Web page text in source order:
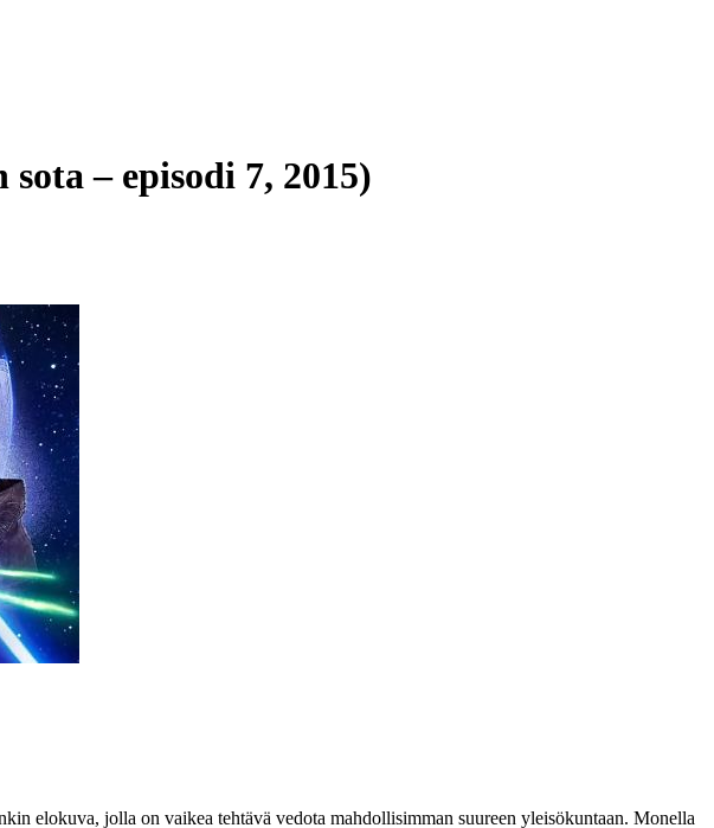
– episodi 7, 2015)
elokuva, jolla on vaikea tehtävä vedota mahdollisimman suureen yleisökuntaan. Monella